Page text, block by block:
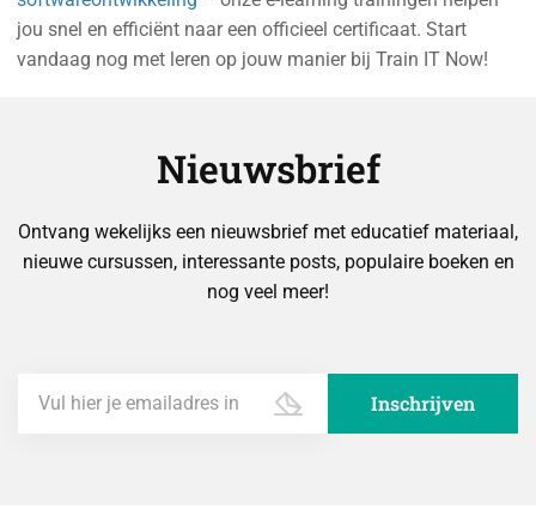
jou snel en efficiënt naar een officieel certificaat. Start
vandaag nog met leren op jouw manier bij Train IT Now!
Nieuwsbrief
Ontvang wekelijks een nieuwsbrief met educatief materiaal,
nieuwe cursussen, interessante posts, populaire boeken en
nog veel meer!